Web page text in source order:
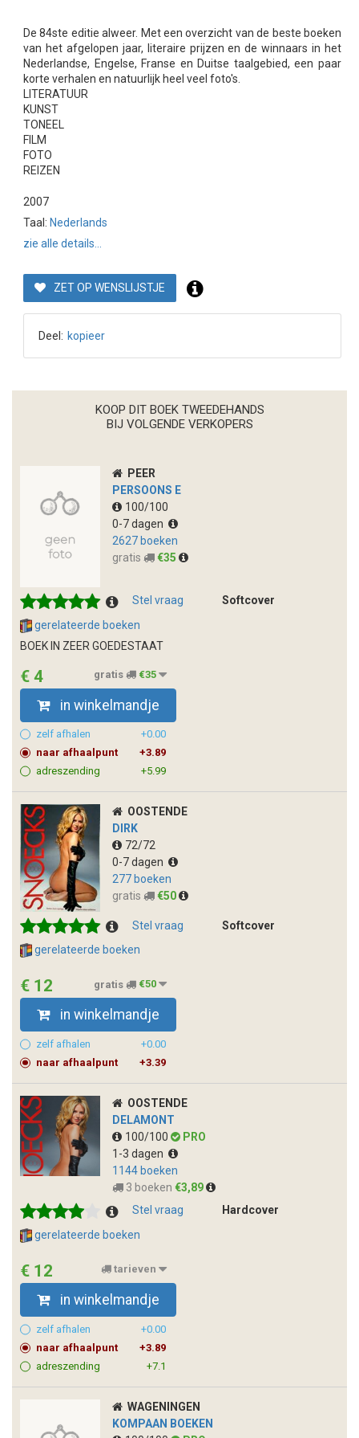
De 84ste editie alweer. Met een overzicht van de beste boeken
van het afgelopen jaar, literaire prijzen en de winnaars in het
Nederlandse, Engelse, Franse en Duitse taalgebied, een paar
korte verhalen en natuurlijk heel veel foto's.
LITERATUUR
KUNST
TONEEL
FILM
FOTO
REIZEN
2007
Taal: Nederlands
zie alle details...
ZET OP WENSLIJSTJE
Deel: kopieer
KOOP DIT BOEK TWEEDEHANDS
BIJ VOLGENDE VERKOPERS
PEER
PERSOONS E
100/100
0-7 dagen
2627 boeken
gratis
€35
Stel vraag
Softcover
gerelateerde boeken
BOEK IN ZEER GOEDESTAAT
€ 4 gratis €35
in winkelmandje
zelf afhalen
+0.00
naar afhaalpunt
+3.89
adreszending
+5.99
OOSTENDE
DIRK
72/72
0-7 dagen
277 boeken
gratis
€50
Stel vraag
Softcover
gerelateerde boeken
€ 12 gratis €50
in winkelmandje
zelf afhalen
+0.00
naar afhaalpunt
+3.39
OOSTENDE
DELAMONT
100/100
PRO
1-3 dagen
1144 boeken
3 boeken €3,89
Stel vraag
Hardcover
gerelateerde boeken
€ 12 tarieven
in winkelmandje
zelf afhalen
+0.00
naar afhaalpunt
+3.89
adreszending
+7.1
WAGENINGEN
KOMPAAN BOEKEN